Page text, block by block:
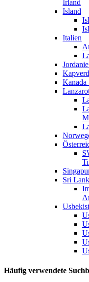
Irland
Island
Italien
Kanada
Sri
Häufig verwendete